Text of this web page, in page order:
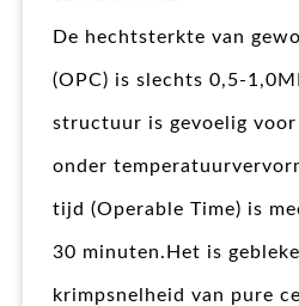
De hechtsterkte van
(OPC) is slechts 0,5-
structuur is gevoelig voor
onder
tijd (Operable Time) is
30 minuten.Het is
krimpsnelheid van pure